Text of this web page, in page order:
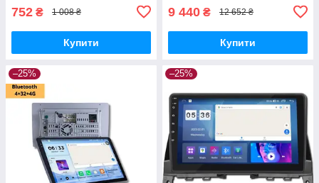
752 ₴ 1 008 ₴
Купити
9 440 ₴ 12 652 ₴
Купити
–25% –25%